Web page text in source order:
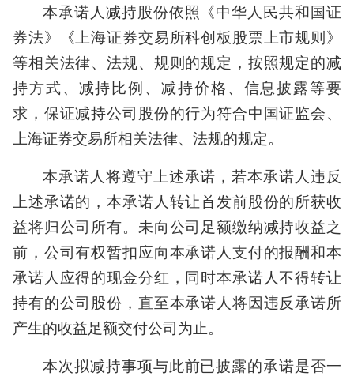
本承诺人减持股份依照《中华人民共和国证
券法》《上海证券交易所科创板股票上市规则》
等相关法律、法规、规则的规定，按照规定的减
持方式、减持比例、减持价格、信息披露等要
求，保证减持公司股份的行为符合中国证监会、
上海证券交易所相关法律、法规的规定。
本承诺人将遵守上述承诺，若本承诺人违反
上述承诺的，本承诺人转让首发前股份的所获收
益将归公司所有。未向公司足额缴纳减持收益之
前，公司有权暂扣应向本承诺人支付的报酬和本
承诺人应得的现金分红，同时本承诺人不得转让
持有的公司股份，直至本承诺人将因违反承诺所
产生的收益足额交付公司为止。
本次拟减持事项与此前已披露的承诺是否一